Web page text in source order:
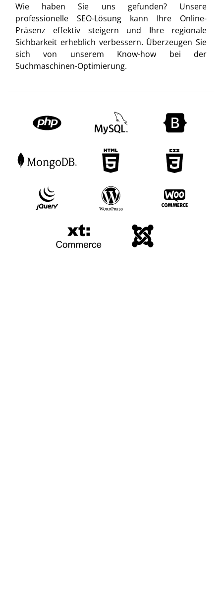
Wie haben Sie uns gefunden? Unsere
professionelle SEO-Lösung kann Ihre Online-
Präsenz effektiv steigern und Ihre regionale
Sichbarkeit erheblich verbessern. Überzeugen Sie
sich von unserem Know-how bei der
Suchmaschinen-Optimierung.